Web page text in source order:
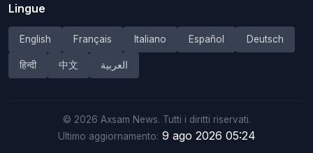
Lingue
English Français Italiano Español Deutsch
हिन्दी 中文 العربية
© 2026 Axsam News. Tutti i diritti riservati.
Ultimo aggiornamento: 9 ago 2026 05:24